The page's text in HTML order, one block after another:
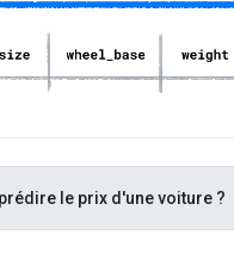
le prix d'une voiture ?